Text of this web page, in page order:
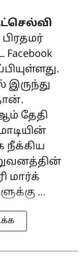
இருந்து
தேதி
நீக்கிய
மார்க்
...